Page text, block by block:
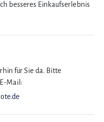
besseres Einkaufserlebnis
für Sie da. Bitte
Mail: